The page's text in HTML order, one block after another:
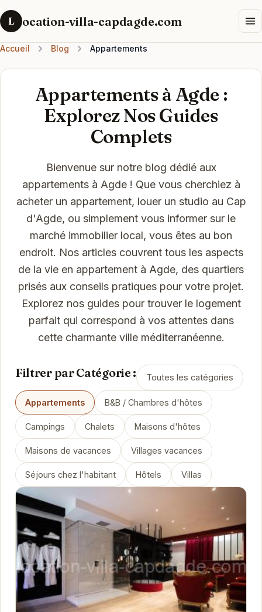
L ocation-villa-capdagde.com
Accueil Blog Appartements
Appartements à Agde :
Explorez Nos Guides
Complets
Bienvenue sur notre blog dédié aux
appartements à Agde ! Que vous cherchiez à
acheter un appartement, louer un studio au Cap
d'Agde, ou simplement vous informer sur le
marché immobilier local, vous êtes au bon
endroit. Nos articles couvrent tous les aspects
de la vie en appartement à Agde, des quartiers
prisés aux conseils pratiques pour votre projet.
Explorez nos guides pour trouver le logement
parfait qui correspond à vos attentes dans
cette charmante ville méditerranéenne.
Filtrer par Catégorie : Toutes les catégories
Appartements B&B / Chambres d'hôtes
Campings Chalets Maisons d'hôtes
Maisons de vacances Villages vacances
Séjours chez l'habitant Hôtels Villas